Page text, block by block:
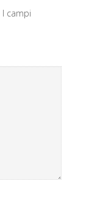
I campi